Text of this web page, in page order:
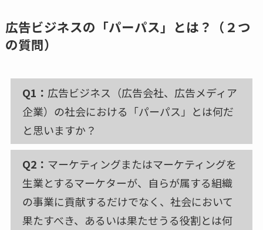
広告ビジネスの「パーパス」とは？（２つ
の質問）
Q1： 広告ビジネス（広告会社、広告メディア
企業）の社会における「パーパス」とは何だ
と思いますか？
Q2： マーケティングまたはマーケティングを
生業とするマーケターが、自らが属する組織
の事業に貢献するだけでなく、社会において
果たすべき、あるいは果たせうる役割とは何